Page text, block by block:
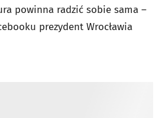
powinna radzić sobie sama –
prezydent Wrocławia